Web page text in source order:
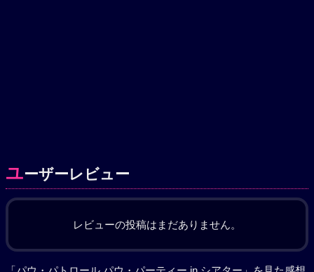
ユーザーレビュー
レビューの投稿はまだありません。